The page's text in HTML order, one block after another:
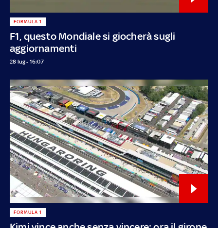
F1, questo Mondiale si giocherà sugli
aggiornamenti
FORMULA 1
28 lug - 16:07
FORMULA 1